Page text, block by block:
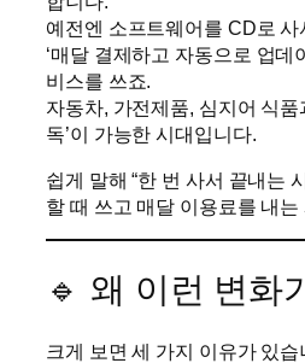
예전엔 소프트웨어를 CD로
‘매달 결제하고 자동으로 업데
비스를 쓰죠.
자동차, 가전제품, 심지어 식품
독’이 가능한 시대입니다.
쉽게 말해 “한 번 사서 끝내는
할 때 쓰고 매달 이용료를 내는
🔹 왜 이런 변화
크게 보면 세 가지 이유가 있습